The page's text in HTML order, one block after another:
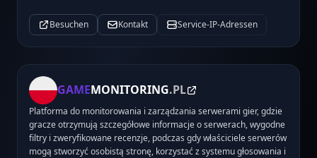
Besuchen Kontakt Service-IP-Adressen
GAMEMONITORING.PL
Platforma do monitorowania i zarządzania serwerami gier, gdzie
gracze otrzymują szczegółowe informacje o serwerach, wygodne
filtry i zweryfikowane recenzje, podczas gdy właściciele serwerów
mogą stworzyć osobistą stronę, korzystać z systemu głosowania i